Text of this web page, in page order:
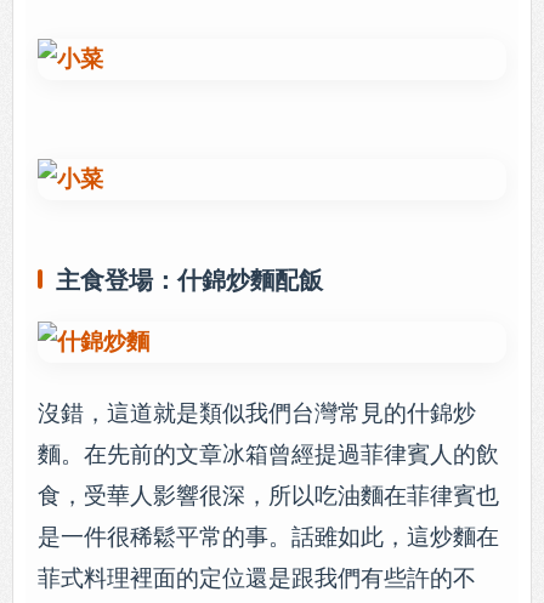
主食登場：什錦炒麵配飯
沒錯，這道就是類似我們台灣常見的什錦炒
麵。在先前的文章冰箱曾經提過菲律賓人的飲
食，受華人影響很深，所以吃油麵在菲律賓也
是一件很稀鬆平常的事。話雖如此，這炒麵在
菲式料理裡面的定位還是跟我們有些許的不